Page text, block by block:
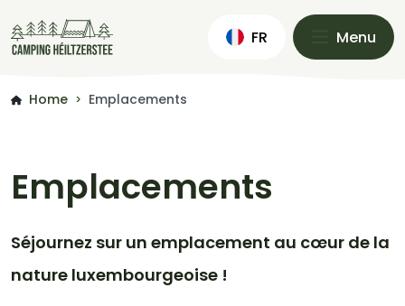
FR Menu
Home > Emplacements
Emplacements
Séjournez sur un emplacement au cœur de la
nature luxembourgeoise !